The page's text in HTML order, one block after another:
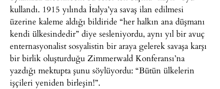
kullandı. 1915 yılında İtalya’ya savaş ilan edilmesi
üzerine kaleme aldığı bildiride “her halkın ana düşmanı
kendi ülkesindedir” diye sesleniyordu, aynı yıl bir avuç
enternasyonalist sosyalistin bir araya gelerek savaşa karşı
bir birlik oluşturduğu Zimmerwald Konferansı’na
yazdığı mektupta şunu söylüyordu: “Bütün ülkelerin
işçileri yeniden birleşin!”.